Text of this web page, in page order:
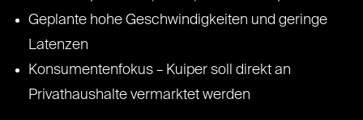
Geplante hohe Geschwindigkeiten und geringe
Latenzen
Konsumentenfokus – Kuiper soll direkt an
Privathaushalte vermarktet werden